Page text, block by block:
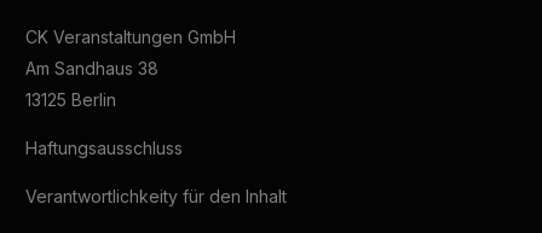
CK Veranstaltungen GmbH
Am Sandhaus 38
13125 Berlin
Haftungsausschluss
Verantwortlichkeity für den Inhalt